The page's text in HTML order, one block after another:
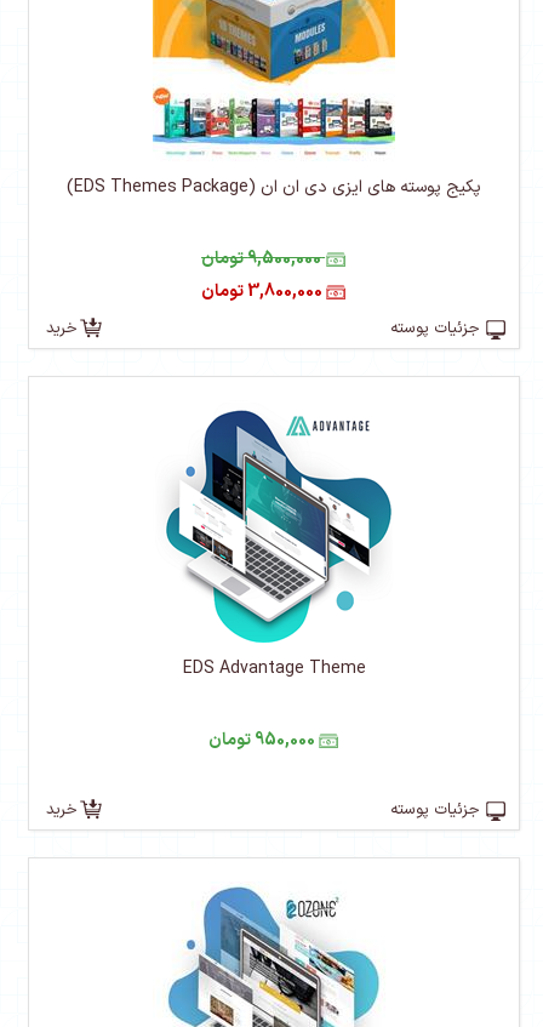
پکیج پوسته های ایزی دی ان ان (EDS Themes Package)
9,500,000 تومان
جزئیات پوسته خرید
EDS Advantage Theme
جزئیات پوسته خرید